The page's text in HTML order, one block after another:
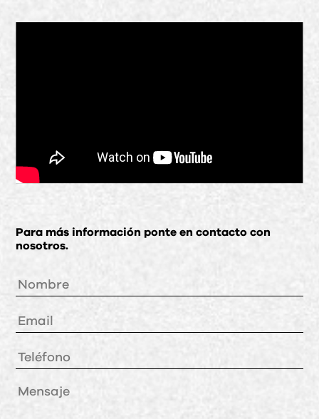
Para más información ponte en contacto con
nosotros.